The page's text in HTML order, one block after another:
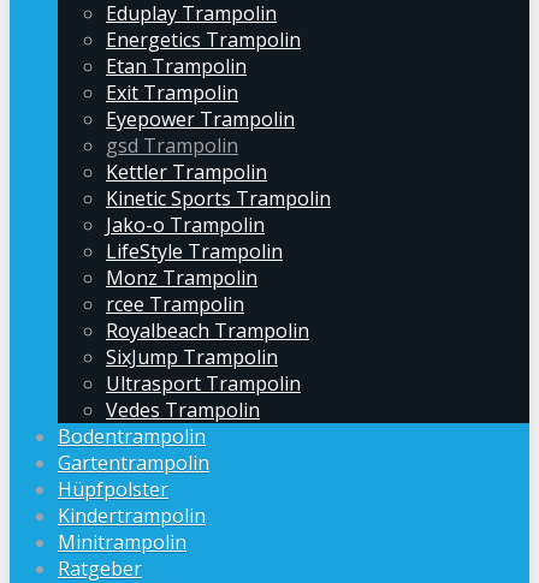
Eduplay Trampolin
Energetics Trampolin
Etan Trampolin
Exit Trampolin
Eyepower Trampolin
gsd Trampolin
Kettler Trampolin
Kinetic Sports Trampolin
Jako-o Trampolin
LifeStyle Trampolin
Monz Trampolin
rcee Trampolin
Royalbeach Trampolin
SixJump Trampolin
Ultrasport Trampolin
Vedes Trampolin
Bodentrampolin
Gartentrampolin
Hüpfpolster
Kindertrampolin
Minitrampolin
Ratgeber